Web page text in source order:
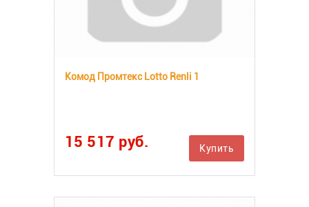
Комод Промтекс Lotto Renli 1
15 517 руб. Купить